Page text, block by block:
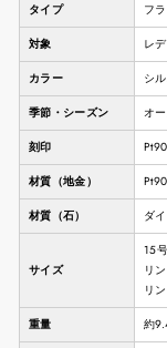
タイプ フ
対象 レ
カラー シ
季節・シーズン オ
刻印
材質（地金）
材質（石） ダ
サイズ
15
リ
リ
重量 約